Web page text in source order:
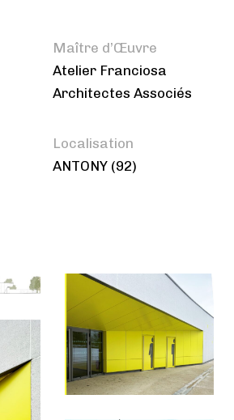
Maître d’Œuvre
Atelier Franciosa
Architectes Associés
Localisation
ANTONY (92)